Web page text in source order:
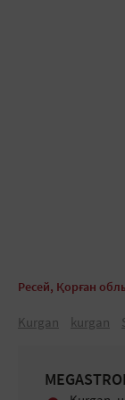
Ресей, Қорған
Kurgan kurgan
MEGASTROI